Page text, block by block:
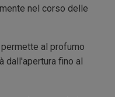
nel corso delle
al profumo
dall'apertura fino al